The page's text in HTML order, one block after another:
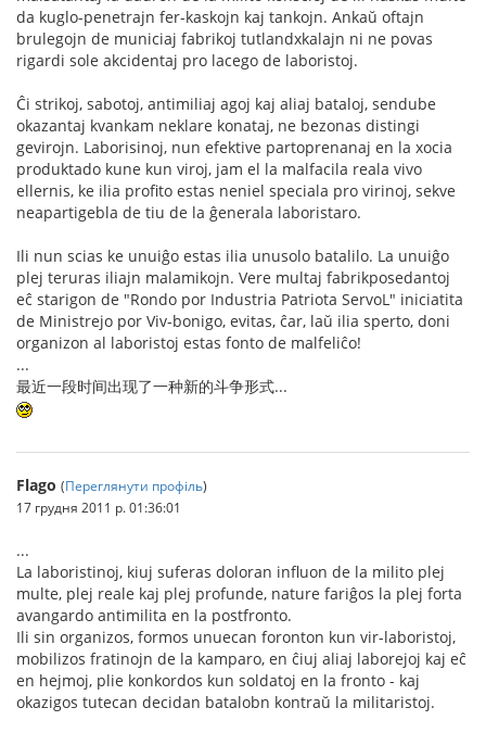
da kuglo-penetrajn fer-kaskojn kaj tankojn. Ankaŭ oftajn
brulegojn de municiaj fabrikoj tutlandxkalajn ni ne povas
rigardi sole akcidentaj pro lacego de laboristoj.
Ĉi strikoj, sabotoj, antimiliaj agoj kaj aliaj bataloj, sendube
okazantaj kvankam neklare konataj, ne bezonas distingi
gevirojn. Laborisinoj, nun efektive partoprenanaj en la xocia
produktado kune kun viroj, jam el la malfacila reala vivo
ellernis, ke ilia profito estas neniel speciala pro virinoj, sekve
neapartigebla de tiu de la ĝenerala laboristaro.
Ili nun scias ke unuiĝo estas ilia unusolo batalilo. La unuiĝo
plej teruras iliajn malamikojn. Vere multaj fabrikposedantoj
eĉ starigon de "Rondo por Industria Patriota ServoL" iniciatita
de Ministrejo por Viv-bonigo, evitas, ĉar, laŭ ilia sperto, doni
organizon al laboristoj estas fonto de malfeliĉo!
...
最近一段时间出现了一种新的斗争形式...
Flago (Переглянути профіль)
17 грудня 2011 р. 01:36:01
...
La laboristinoj, kiuj suferas doloran influon de la milito plej
multe, plej reale kaj plej profunde, nature fariĝos la plej forta
avangardo antimilita en la postfronto.
Ili sin organizos, formos unuecan foronton kun vir-laboristoj,
mobilizos fratinojn de la kamparo, en ĉiuj aliaj laborejoj kaj eĉ
en hejmoj, plie konkordos kun soldatoj en la fronto - kaj
okazigos tutecan decidan batalobn kontraŭ la militaristoj.